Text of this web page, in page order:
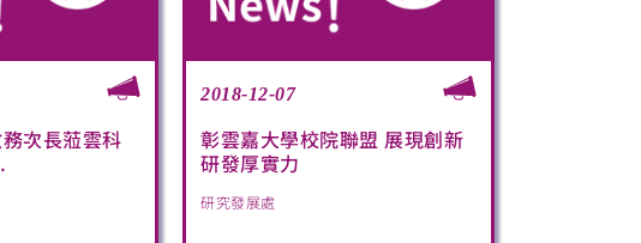
次長蒞雲科
2018-12-07
彰雲嘉大學校院聯盟 展現創新
研發厚實力
研究發展處